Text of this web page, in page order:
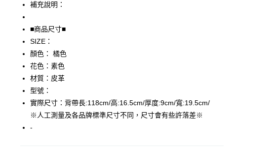
悠遊付
全盈+PAY
AFTEE先享後付
相關說明
【關於「AFTEE先享後付」】
AFTEE先享後付是「在收到商品之後才付款」的支付方式。 讓您購物簡單
便利好安心！
１．簡單：不需註冊會員、不需綁卡、不需儲值。
２．便利：只要手機號碼，簡訊認證，即可結帳。
【「AFTEE先享後付」結帳流程】
運送方式
全家取貨付款
免運費
補充說明：
■商品尺寸■
SIZE：
顏色： 橘色
花色：素色
材質：皮革
型號：
實際尺寸：背帶長:118cm/高:16.5cm/厚度:9cm/寬:19.5cm/
※人工測量及各品牌標準尺寸不同，尺寸會有些許落差※
-